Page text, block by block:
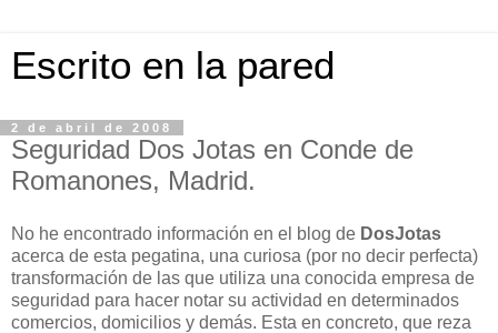
Escrito en la pared
2 de abril de 2008
Seguridad Dos Jotas en Conde de
Romanones, Madrid.
No he encontrado información en el blog de DosJotas
acerca de esta pegatina, una curiosa (por no decir perfecta)
transformación de las que utiliza una conocida empresa de
seguridad para hacer notar su actividad en determinados
comercios, domicilios y demás. Esta en concreto, que reza